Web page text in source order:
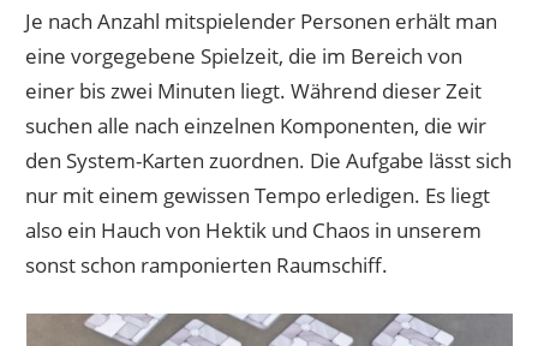
Je nach Anzahl mitspielender Personen erhält man
eine vorgegebene Spielzeit, die im Bereich von
einer bis zwei Minuten liegt. Während dieser Zeit
suchen alle nach einzelnen Komponenten, die wir
den System-Karten zuordnen. Die Aufgabe lässt sich
nur mit einem gewissen Tempo erledigen. Es liegt
also ein Hauch von Hektik und Chaos in unserem
sonst schon ramponierten Raumschiff.